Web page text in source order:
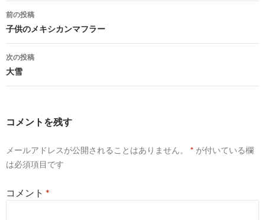
投
稿
ナ
ビ
ゲ
ョ
前の投稿
子供のメキシカンマフラー
次の投稿
大雪
コメントを残す
メールアドレスが公開されることはありません。 * が付いている欄
は必須項目です
コメント *